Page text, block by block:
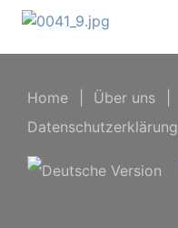
Home Über uns
Datenschutzerklärung